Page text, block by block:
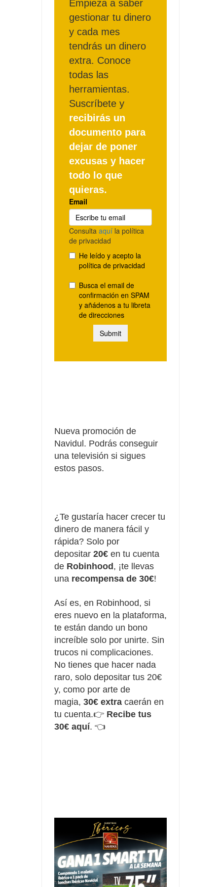
Nueva promoción de
Navidul. Podrás conseguir
una televisión si sigues
estos pasos.
¿Te gustaría hacer crecer tu
dinero de manera fácil y
rápida? Solo por
depositar 20€ en tu cuenta
de Robinhood, ¡te llevas
una recompensa de 30€!
Así es, en Robinhood, si
eres nuevo en la plataforma,
te están dando un bono
increíble solo por unirte. Sin
trucos ni complicaciones.
No tienes que hacer nada
raro, solo depositar tus 20€
y, como por arte de
magia, 30€ extra caerán en
tu cuenta.👉 Recibe tus
30€ aquí. 👈